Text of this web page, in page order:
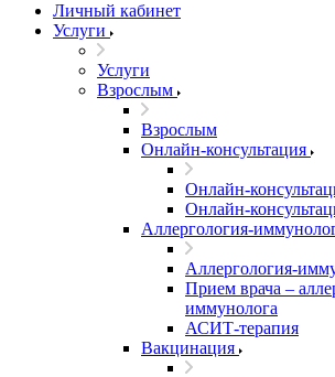
Личный кабинет
Услуги
Услуги
Взрослым
Взрослым
Онлайн-консультация
Онлайн-
Онлайн-
Аллергология-
Аллергология-
Прием врача –
иммунолога
АСИТ-терапия
Вакцинация